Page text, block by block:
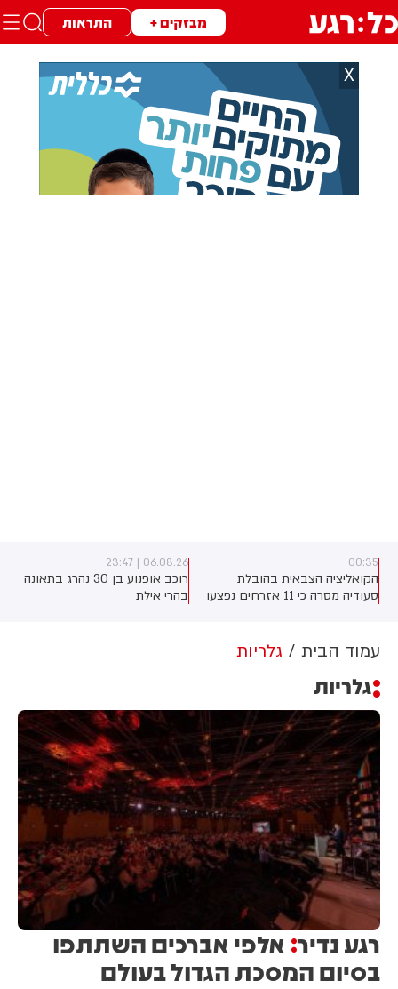
מבזקים + התראות
X
00:35
הקואליציה הצבאית בהובלת
סעודיה מסרה כי 11 אזרחים נפצעו
- ילד בן 4
06.08.26 | 23:47
רוכב אופנוע בן 30 נהרג בתאונה
בהרי אילת
עמוד הבית גלריות
גלריות
רגע נדיר: אלפי אברכים השתתפו
בסיום המסכת הגדול בעולם